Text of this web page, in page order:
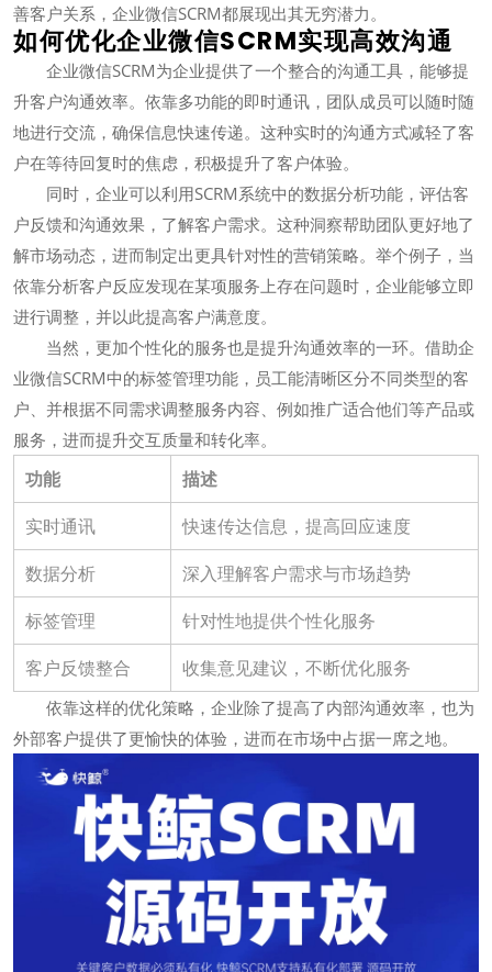
善客户关系，企业微信SCRM都展现出其无穷潜力。
如何优化企业微信SCRM实现高效沟通
企业微信SCRM为企业提供了一个整合的沟通工具，能够提
升客户沟通效率。依靠多功能的即时通讯，团队成员可以随时随
地进行交流，确保信息快速传递。这种实时的沟通方式减轻了客
户在等待回复时的焦虑，积极提升了客户体验。
同时，企业可以利用SCRM系统中的数据分析功能，评估客
户反馈和沟通效果，了解客户需求。这种洞察帮助团队更好地了
解市场动态，进而制定出更具针对性的营销策略。举个例子，当
依靠分析客户反应发现在某项服务上存在问题时，企业能够立即
进行调整，并以此提高客户满意度。
当然，更加个性化的服务也是提升沟通效率的一环。借助企
业微信SCRM中的标签管理功能，员工能清晰区分不同类型的客
户、并根据不同需求调整服务内容、例如推广适合他们等产品或
服务，进而提升交互质量和转化率。
功能
描述
实时通讯
快速传达信息，提高回应速度
数据分析
深入理解客户需求与市场趋势
标签管理
针对性地提供个性化服务
客户反馈整合
收集意见建议，不断优化服务
依靠这样的优化策略，企业除了提高了内部沟通效率，也为
外部客户提供了更愉快的体验，进而在市场中占据一席之地。